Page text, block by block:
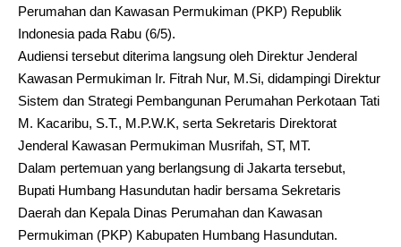
Perumahan dan Kawasan Permukiman (PKP) Republik
Indonesia pada Rabu (6/5).
Audiensi tersebut diterima langsung oleh Direktur Jenderal
Kawasan Permukiman Ir. Fitrah Nur, M.Si, didampingi Direktur
Sistem dan Strategi Pembangunan Perumahan Perkotaan Tati
M. Kacaribu, S.T., M.P.W.K, serta Sekretaris Direktorat
Jenderal Kawasan Permukiman Musrifah, ST, MT.
Dalam pertemuan yang berlangsung di Jakarta tersebut,
Bupati Humbang Hasundutan hadir bersama Sekretaris
Daerah dan Kepala Dinas Perumahan dan Kawasan
Permukiman (PKP) Kabupaten Humbang Hasundutan.